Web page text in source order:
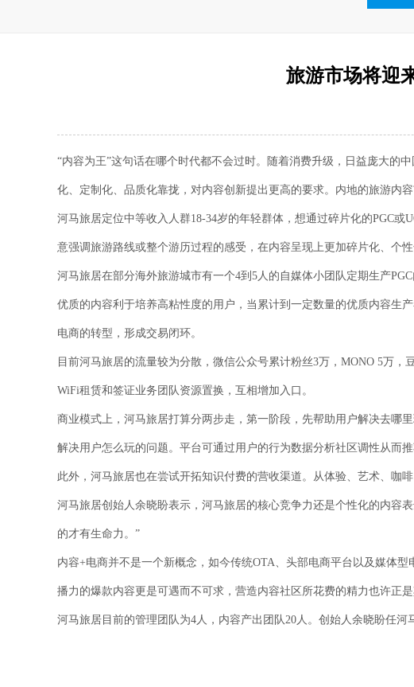
旅游市场将迎
“内容为王”这句话在哪个时代都不会过时。随着消费升级，日益庞大的
化、定制化、品质化靠拢，对内容创新提出更高的要求。内地的旅游内
河马旅居定位中等收入人群18-34岁的年轻群体，想通过碎片化的PGC
意强调旅游路线或整个游历过程的感受，在内容呈现上更加碎片化、个
河马旅居在部分海外旅游城市有一个4到5人的自媒体小团队定期生产
优质的内容利于培养高粘性度的用户，当累计到一定数量的优质内容生
电商的转型，形成交易闭环。
目前河马旅居的流量较为分散，微信公众号累计粉丝3万，MONO 5万
WiFi租赁和签证业务团队资源置换，互相增加入口。
商业模式上，河马旅居打算分两步走，第一阶段，先帮助用户解决去哪
解决用户怎么玩的问题。平台可通过用户的行为数据分析社区调性从而
此外，河马旅居也在尝试开拓知识付费的营收渠道。从体验、艺术、咖
河马旅居创始人余晓盼表示，河马旅居的核心竞争力还是个性化的内容
的才有生命力。”
内容+电商并不是一个新概念，如今传统OTA、头部电商平台以及媒体
播力的爆款内容更是可遇而不可求，营造内容社区所花费的精力也许正是
河马旅居目前的管理团队为4人，内容产出团队20人。创始人余晓盼任